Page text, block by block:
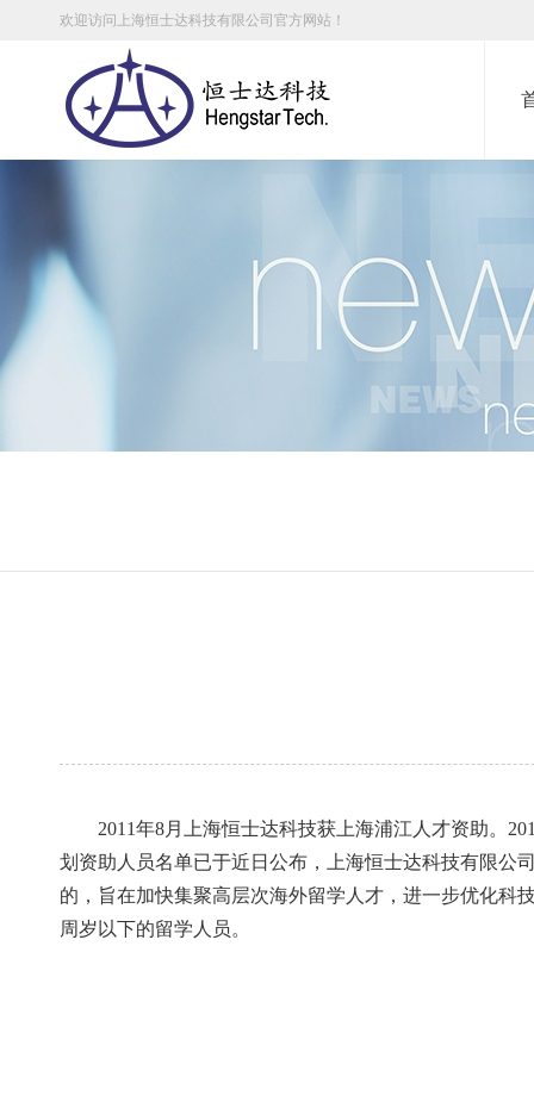
欢迎访问上海恒士达科技有限公司官方网站！
2011年8月上海恒士达科技获上海浦江人才资助。
划资助人员名单已于近日公布，上海恒士达科技有限公
的，旨在加快集聚高层次海外留学人才，进一步优化科
周岁以下的留学人员。